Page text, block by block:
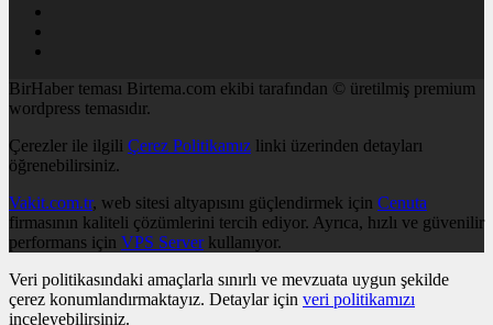
BirHaber teması Birtema.com ekibi tarafından © üretilmiş premium
wordpress temasıdır.
Çerezler ile ilgili Çerez Politikamız linki üzerinden detayları
öğrenebilirsiniz.
Vakit.com.tr, web sitesi altyapısını güçlendirmek için Cenuta
firmasının kaliteli çözümlerini tercih ediyor. Ayrıca, hızlı ve güvenilir
performans için VPS Serverkullanıyor.
Veri politikasındaki amaçlarla sınırlı ve mevzuata uygun şekilde
çerez konumlandırmaktayız. Detaylar için veri politikamızı
inceleyebilirsiniz.